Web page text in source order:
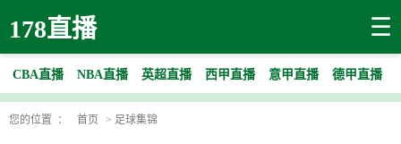
178直播 ☰
CBA直播 NBA直播 英超直播 西甲直播 意甲直播 德甲直播
您的位置 ： 首页 > 足球集锦